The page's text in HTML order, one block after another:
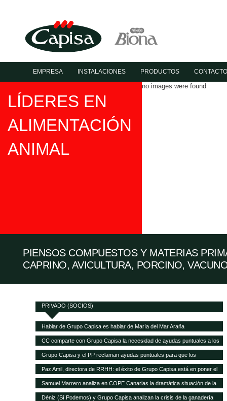
EMPRESA INSTALACIONES PRODUCTOS
no images were found
LÍDERES EN
ALIMENTACIÓN
ANIMAL
PIENSOS COMPUESTOS Y MATERIAS
CAPRINO, AVICULTURA, PORCINO,
PRIVADO (SOCIOS)
Hablar de Grupo Capisa es hablar de María del Mar Araña
CC comparte con Grupo Capisa la necesidad de ayudas puntuales a los
ganaderos canarios
Grupo Capisa y el PP reclaman ayudas puntuales para que los
ganaderos canarios puedan pagar la gran subida de la alimentación
animal
Paz Amil, directora de RRHH: el éxito de Grupo Capisa está en poner el
foco en las personas
Samuel Marrero analiza en COPE Canarias la dramática situación de la
ganadería canaria
Déniz (Sí Podemos) y Grupo Capisa analizan la crisis de la ganadería